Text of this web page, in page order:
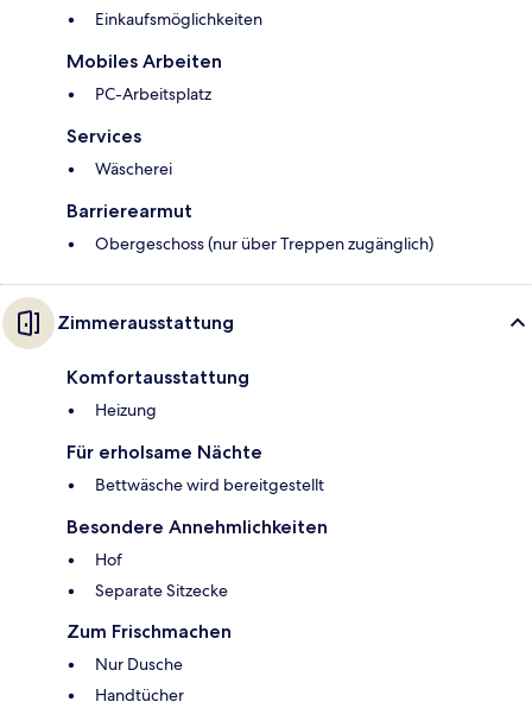
Einkaufsmöglichkeiten
Mobiles Arbeiten
PC-Arbeitsplatz
Services
Wäscherei
Barrierearmut
Obergeschoss (nur über Treppen zugänglich)
Zimmerausstattung
Komfortausstattung
Heizung
Für erholsame Nächte
Bettwäsche wird bereitgestellt
Besondere Annehmlichkeiten
Hof
Separate Sitzecke
Zum Frischmachen
Nur Dusche
Handtücher